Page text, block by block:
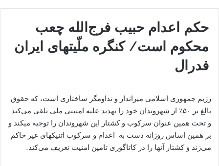
حکم اعدام حبیب فرج‌الله چعب
محکوم است/ کنگره ملّیتهای ایران
فدرال
رژیم جمهوری اسلامی میراثدار و تداومگر ساختاری است، که حقوق
بالغ بر ۵٠٪ از شهروندان خود را تهدید علیه امنیتی ملی تلقی می‌کند
و تحت همین عنوان سرکوب و کشتار این شهروندان را توجیه میکند و
بر همین اساس روزانه دست به اعدام و سرکوب اتنیکهای غیر حاکم
می‌زند و کشتار آنها را در کاتاگوری تامین امنیت تعریف می‌کند.